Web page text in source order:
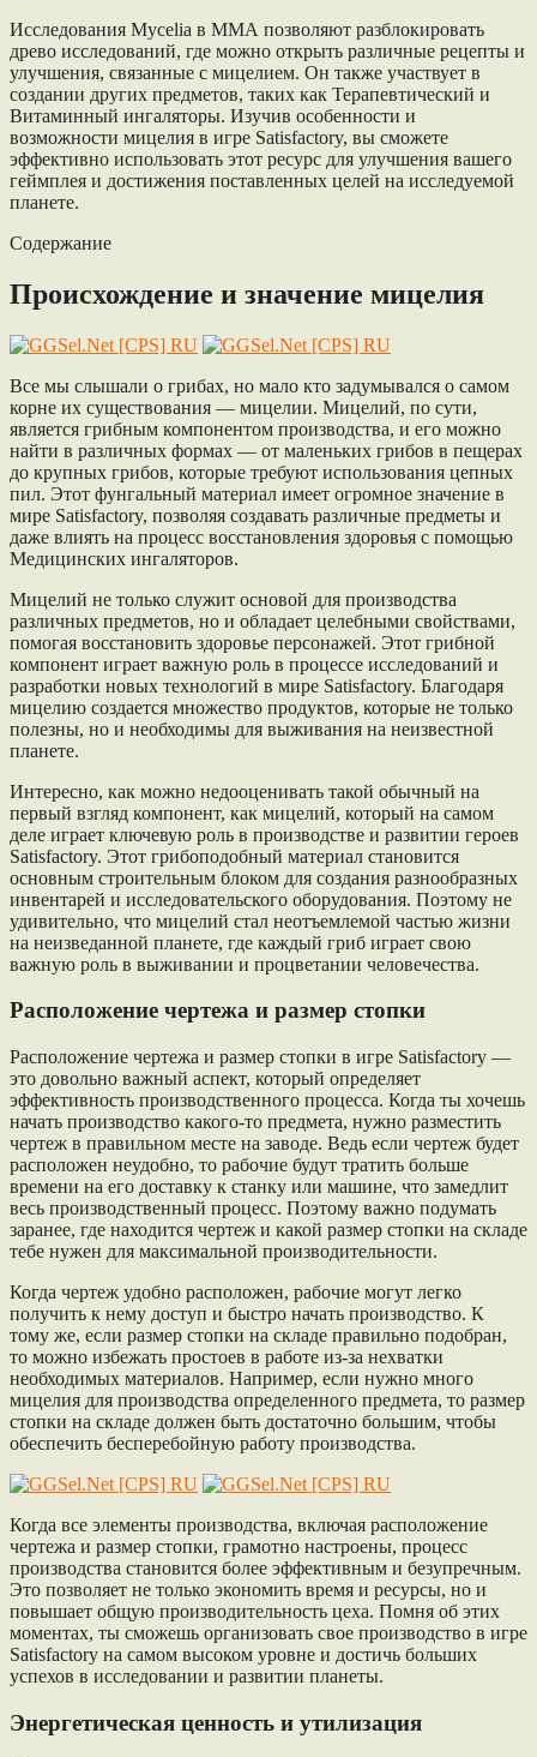
Исследования Mycelia в ММА позволяют разблокировать
древо исследований, где можно открыть различные рецепты и
улучшения, связанные с мицелием. Он также участвует в
создании других предметов, таких как Терапевтический и
Витаминный ингаляторы. Изучив особенности и
возможности мицелия в игре Satisfactory, вы сможете
эффективно использовать этот ресурс для улучшения вашего
геймплея и достижения поставленных целей на исследуемой
планете.
Содержание
Происхождение и значение мицелия
Все мы слышали о грибах, но мало кто задумывался о самом
корне их существования — мицелии. Мицелий, по сути,
является грибным компонентом производства, и его можно
найти в различных формах — от маленьких грибов в пещерах
до крупных грибов, которые требуют использования цепных
пил. Этот фунгальный материал имеет огромное значение в
мире Satisfactory, позволяя создавать различные предметы и
даже влиять на процесс восстановления здоровья с помощью
Медицинских ингаляторов.
Мицелий не только служит основой для производства
различных предметов, но и обладает целебными свойствами,
помогая восстановить здоровье персонажей. Этот грибной
компонент играет важную роль в процессе исследований и
разработки новых технологий в мире Satisfactory. Благодаря
мицелию создается множество продуктов, которые не только
полезны, но и необходимы для выживания на неизвестной
планете.
Интересно, как можно недооценивать такой обычный на
первый взгляд компонент, как мицелий, который на самом
деле играет ключевую роль в производстве и развитии героев
Satisfactory. Этот грибоподобный материал становится
основным строительным блоком для создания разнообразных
инвентарей и исследовательского оборудования. Поэтому не
удивительно, что мицелий стал неотъемлемой частью жизни
на неизведанной планете, где каждый гриб играет свою
важную роль в выживании и процветании человечества.
Расположение чертежа и размер стопки
Расположение чертежа и размер стопки в игре Satisfactory —
это довольно важный аспект, который определяет
эффективность производственного процесса. Когда ты хочешь
начать производство какого-то предмета, нужно разместить
чертеж в правильном месте на заводе. Ведь если чертеж будет
расположен неудобно, то рабочие будут тратить больше
времени на его доставку к станку или машине, что замедлит
весь производственный процесс. Поэтому важно подумать
заранее, где находится чертеж и какой размер стопки на складе
тебе нужен для максимальной производительности.
Когда чертеж удобно расположен, рабочие могут легко
получить к нему доступ и быстро начать производство. К
тому же, если размер стопки на складе правильно подобран,
то можно избежать простоев в работе из-за нехватки
необходимых материалов. Например, если нужно много
мицелия для производства определенного предмета, то размер
стопки на складе должен быть достаточно большим, чтобы
обеспечить бесперебойную работу производства.
Когда все элементы производства, включая расположение
чертежа и размер стопки, грамотно настроены, процесс
производства становится более эффективным и безупречным.
Это позволяет не только экономить время и ресурсы, но и
повышает общую производительность цеха. Помня об этих
моментах, ты сможешь организовать свое производство в игре
Satisfactory на самом высоком уровне и достичь больших
успехов в исследовании и развитии планеты.
Энергетическая ценность и утилизация